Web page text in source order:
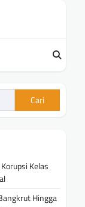
Cari
Kelas
Hingga